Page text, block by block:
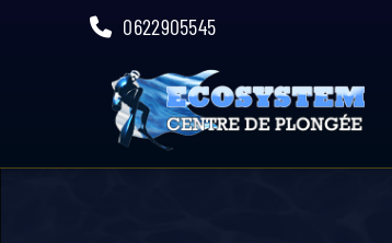
0622905545